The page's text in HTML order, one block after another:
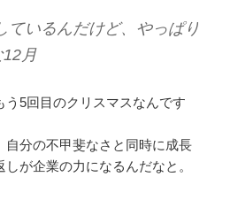
いるんだけど、やっぱり
月
5回目のクリスマスなんです
自分の不甲斐なさと同時に成長
が企業の力になるんだなと。